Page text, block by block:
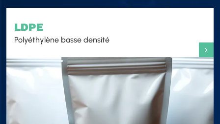
LDPE
Polyéthylène basse densité